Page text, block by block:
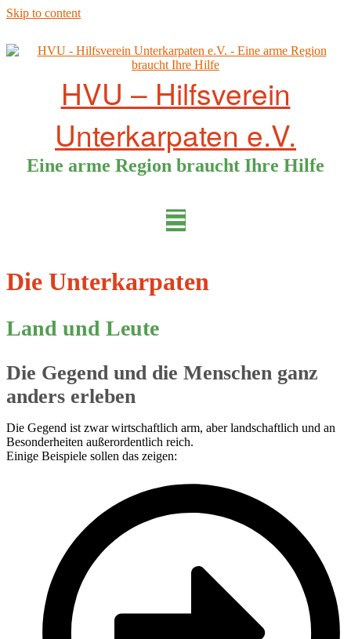
Skip to content
HVU – Hilfsverein
Unterkarpaten e.V.
Eine arme Region braucht Ihre Hilfe
Die Unterkarpaten
Land und Leute
Die Gegend und die Menschen ganz
anders erleben
Die Gegend ist zwar wirtschaftlich arm, aber landschaftlich und an
Besonderheiten außerordentlich reich.
Einige Beispiele sollen das zeigen: